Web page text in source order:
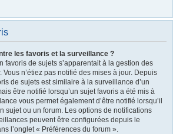
les favoris et la surveillance ?
favoris de sujets s’apparentait à la gestion des
n’étiez pas notifié des mises à jour. Depuis
de sujets est similaire à la surveillance d’un
être notifié lorsqu’un sujet favoris a été mis à
vous permet également d’être notifié lorsqu’il
sujet ou un forum. Les options de notifications
peuvent être configurées depuis le
l’onglet « Préférences du forum ».